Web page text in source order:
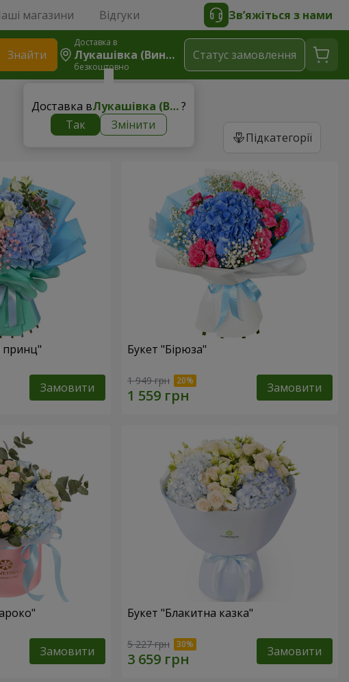
магазини Відгуки Зв’яжіться з нами
Знайти
Доставка в
Лукашівка (Винницький Р-Н)
безкоштовно
Доставка в Лукашівка (Винницький р-н)?
Так
Змінити
Статус замовлення
Підкатегорії
принц"
Замовити
Букет "Бірюза"
1 949 грн Замовити
Замовити
Букет "Блакитна казка"
5 227 грн Замовити